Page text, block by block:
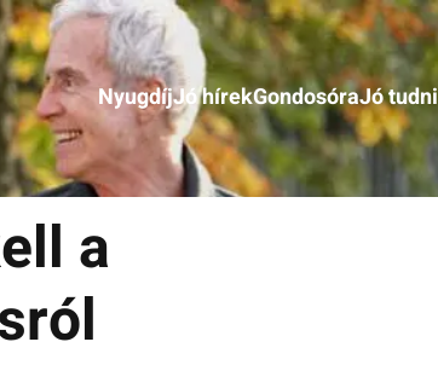
NyugdíjJó hírekGondosóraJó tudni
a